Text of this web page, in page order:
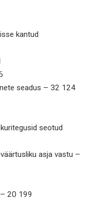
kantud
seadus – 32 124
seotud
asja vastu –
20 199